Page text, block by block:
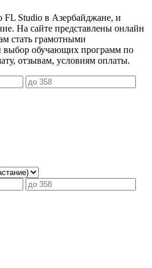
Studio в Азербайджане, и
На сайте представлены онлайн
стать грамотными
обучающих программ по
отзывам, условиям оплаты.